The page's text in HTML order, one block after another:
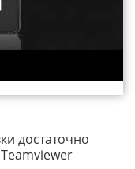
достаточно